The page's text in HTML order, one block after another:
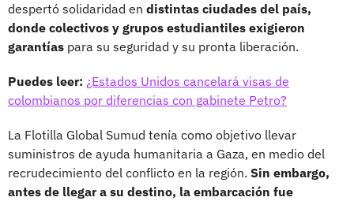
despertó solidaridad en distintas ciudades del país,
donde colectivos y grupos estudiantiles exigieron
garantías para su seguridad y su pronta liberación.
Puedes leer: ¿Estados Unidos cancelará visas de
colombianos por diferencias con gabinete Petro?
La Flotilla Global Sumud tenía como objetivo llevar
suministros de ayuda humanitaria a Gaza, en medio del
recrudecimiento del conflicto en la región. Sin embargo,
antes de llegar a su destino, la embarcación fue